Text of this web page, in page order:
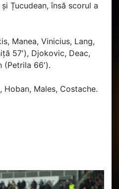
Țucudean, însă scorul a
Manea, Vinicius, Lang,
57′), Djokovic, Deac,
(Petrila 66′).
Hoban, Males, Costache.